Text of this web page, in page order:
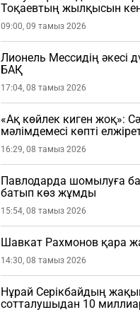
Тоқаевтың жылқысын кең
09:00, 09 тамыз 2026
Лионель Мессидің әкесі
БАҚ
17:04, 08 тамыз 2026
«Ақ көйлек киген жоқ»:
мәлімдемесі көпті
16:29, 08 тамыз 2026
Павлодарда шомылуға
батып көз жұмды
15:54, 08 тамыз 2026
Шавкат Рахмонов қара
14:30, 08 тамыз 2026
Нұрай Серікбайдың
сотталушыдан 10